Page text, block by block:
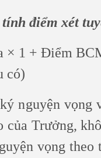
điểm xét
× 1 + Điểm
có)
nguyện vọng
của Trưởng,
vọng